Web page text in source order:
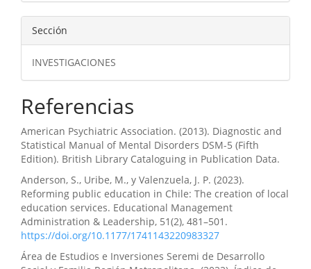
Sección
INVESTIGACIONES
Referencias
American Psychiatric Association. (2013). Diagnostic and
Statistical Manual of Mental Disorders DSM-5 (Fifth
Edition). British Library Cataloguing in Publication Data.
Anderson, S., Uribe, M., y Valenzuela, J. P. (2023).
Reforming public education in Chile: The creation of local
education services. Educational Management
Administration & Leadership, 51(2), 481–501.
https://doi.org/10.1177/1741143220983327
Área de Estudios e Inversiones Seremi de Desarrollo